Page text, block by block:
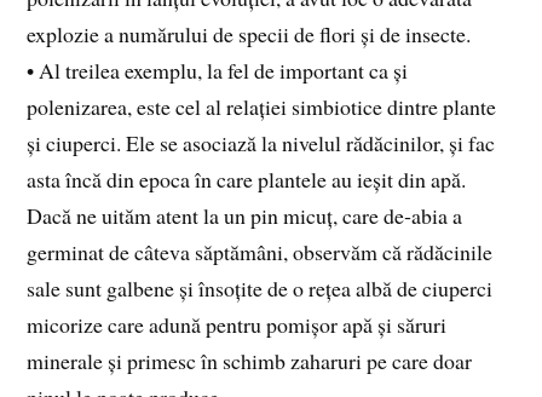
explozie a numărului de specii de flori și de insecte.
• Al treilea exemplu, la fel de important ca și
polenizarea, este cel al relației simbiotice dintre plante
și ciuperci. Ele se asociază la nivelul rădăcinilor, și fac
asta încă din epoca în care plantele au ieșit din apă.
Dacă ne uităm atent la un pin micuț, care de‑abia a
germinat de câteva săptămâni, observăm că rădăcinile
sale sunt galbene și însoțite de o rețea albă de ciuperci
micorize care adună pentru pomișor apă și săruri
minerale și primesc în schimb zaharuri pe care doar